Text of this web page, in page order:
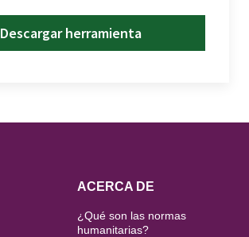
Descargar herramienta
ACERCA DE
¿Qué son las normas
humanitarias?